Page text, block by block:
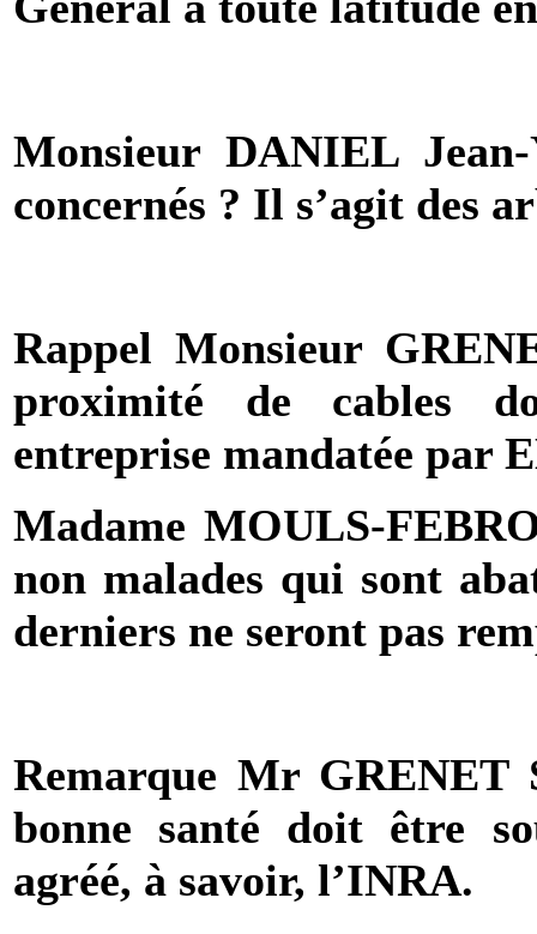
Monsieur DANIEL
concernés ? Il s’agit des
Rappel Monsieur
proximité de cables
entreprise mandatée par
Madame MOULS-
non malades qui sont
derniers ne seront pas
Remarque Mr GRENET
bonne santé doit être
agréé, à savoir, l’INRA.